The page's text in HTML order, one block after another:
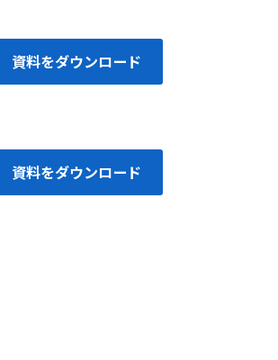
資料をダウンロード
資料をダウンロード